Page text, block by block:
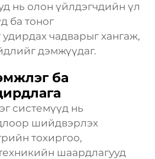
нь олон үйлдэгчдийн үл
ба тоног
чадварыг хангаж,
дэмжүүдаг.
ба
системүүд нь
шийдвэрлэх
тохиргоо,
шаардлагууд